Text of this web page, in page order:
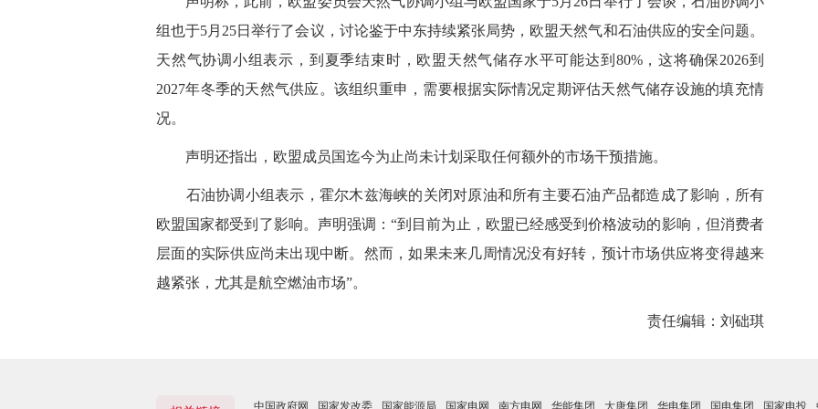
组也于5月25日举行了会议，讨论鉴于中东持续紧张局势，欧盟天然气和石油供应的安全问题。
天然气协调小组表示，到夏季结束时，欧盟天然气储存水平可能达到80%，这将确保2026到
2027年冬季的天然气供应。该组织重申，需要根据实际情况定期评估天然气储存设施的填充情
况。
声明还指出，欧盟成员国迄今为止尚未计划采取任何额外的市场干预措施。
石油协调小组表示，霍尔木兹海峡的关闭对原油和所有主要石油产品都造成了影响，所有
欧盟国家都受到了影响。声明强调：“到目前为止，欧盟已经感受到价格波动的影响，但消费者
层面的实际供应尚未出现中断。然而，如果未来几周情况没有好转，预计市场供应将变得越来
越紧张，尤其是航空燃油市场”。
责任编辑：刘础琪
中国政府网 国家发改委 国家能源局 国家电网 南方电网 华能集团 大唐集团 华电集团 国电集团 国家电投